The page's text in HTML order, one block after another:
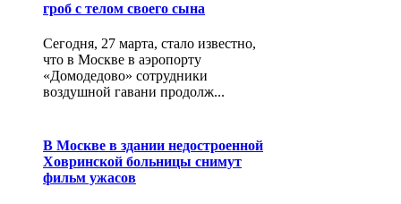
гроб с телом своего сына
Сегодня, 27 марта, стало известно,
что в Москве в аэропорту
«Домодедово» сотрудники
воздушной гавани продолж...
В Москве в здании недостроенной
Ховринской больницы снимут
фильм ужасов